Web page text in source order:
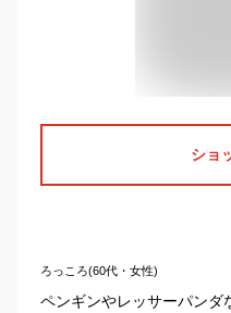
ショ
ろっころ(60代・女性)
ペンギンやレッサーパンダ